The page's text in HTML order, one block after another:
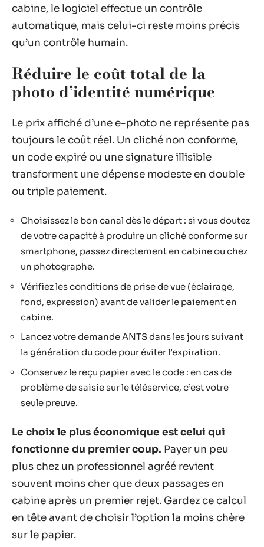
cabine, le logiciel effectue un contrôle
automatique, mais celui-ci reste moins précis
qu’un contrôle humain.
Réduire le coût total de la
photo d’identité numérique
Le prix affiché d’une e-photo ne représente pas
toujours le coût réel. Un cliché non conforme,
un code expiré ou une signature illisible
transforment une dépense modeste en double
ou triple paiement.
Choisissez le bon canal dès le départ : si vous doutez
de votre capacité à produire un cliché conforme sur
smartphone, passez directement en cabine ou chez
un photographe.
Vérifiez les conditions de prise de vue (éclairage,
fond, expression) avant de valider le paiement en
cabine.
Lancez votre demande ANTS dans les jours suivant
la génération du code pour éviter l’expiration.
Conservez le reçu papier avec le code : en cas de
problème de saisie sur le téléservice, c’est votre
seule preuve.
Le choix le plus économique est celui qui
fonctionne du premier coup. Payer un peu
plus chez un professionnel agréé revient
souvent moins cher que deux passages en
cabine après un premier rejet. Gardez ce calcul
en tête avant de choisir l’option la moins chère
sur le papier.